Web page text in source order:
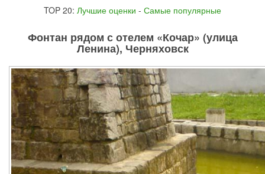
TOP 20: Лучшие оценки - Самые популярные
Фонтан рядом с отелем «Кочар» (улица
Ленина), Черняховск